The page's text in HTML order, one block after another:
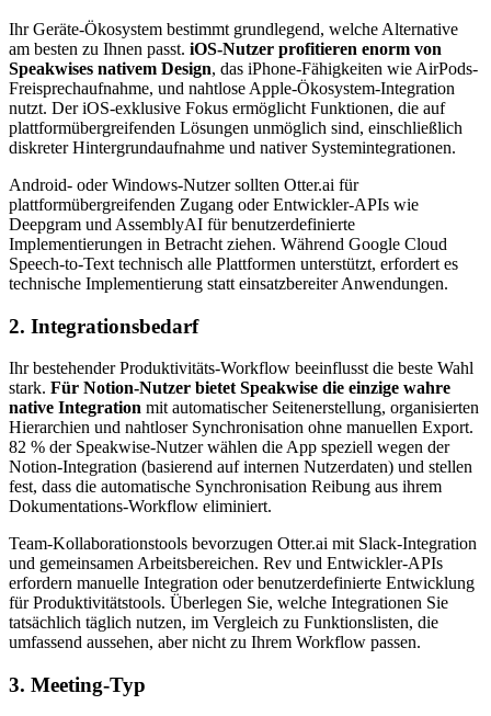
Ihr Geräte-Ökosystem bestimmt grundlegend, welche Alternative
am besten zu Ihnen passt. iOS-Nutzer profitieren enorm von
Speakwises nativem Design, das iPhone-Fähigkeiten wie AirPods-
Freisprechaufnahme, und nahtlose Apple-Ökosystem-Integration
nutzt. Der iOS-exklusive Fokus ermöglicht Funktionen, die auf
plattformübergreifenden Lösungen unmöglich sind, einschließlich
diskreter Hintergrundaufnahme und nativer Systemintegrationen.
Android- oder Windows-Nutzer sollten Otter.ai für
plattformübergreifenden Zugang oder Entwickler-APIs wie
Deepgram und AssemblyAI für benutzerdefinierte
Implementierungen in Betracht ziehen. Während Google Cloud
Speech-to-Text technisch alle Plattformen unterstützt, erfordert es
technische Implementierung statt einsatzbereiter Anwendungen.
2. Integrationsbedarf
Ihr bestehender Produktivitäts-Workflow beeinflusst die beste Wahl
stark. Für Notion-Nutzer bietet Speakwise die einzige wahre
native Integration mit automatischer Seitenerstellung, organisierten
Hierarchien und nahtloser Synchronisation ohne manuellen Export.
82 % der Speakwise-Nutzer wählen die App speziell wegen der
Notion-Integration (basierend auf internen Nutzerdaten) und stellen
fest, dass die automatische Synchronisation Reibung aus ihrem
Dokumentations-Workflow eliminiert.
Team-Kollaborationstools bevorzugen Otter.ai mit Slack-Integration
und gemeinsamen Arbeitsbereichen. Rev und Entwickler-APIs
erfordern manuelle Integration oder benutzerdefinierte Entwicklung
für Produktivitätstools. Überlegen Sie, welche Integrationen Sie
tatsächlich täglich nutzen, im Vergleich zu Funktionslisten, die
umfassend aussehen, aber nicht zu Ihrem Workflow passen.
3. Meeting-Typ